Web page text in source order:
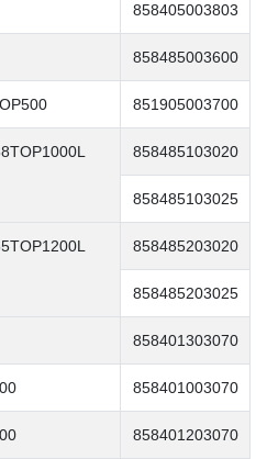
858405003803
858485003600
851905003700
858485103020
858485103025
858485203020
858485203025
858401303070
858401003070
858401203070